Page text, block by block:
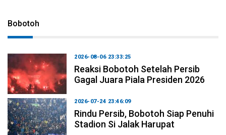
Bobotoh
2026-08-06 23:33:25
Reaksi Bobotoh Setelah Persib
Gagal Juara Piala Presiden 2026
2026-07-24 23:46:09
Rindu Persib, Bobotoh Siap Penuhi
Stadion Si Jalak Harupat